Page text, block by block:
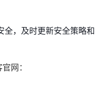
全，及时更新安全策略和
网：